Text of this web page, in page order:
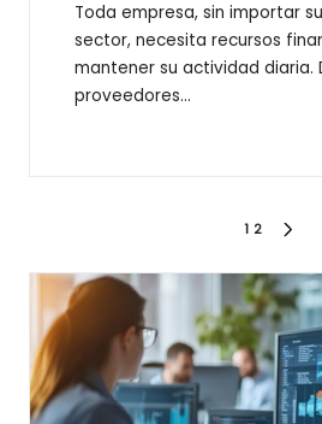
Toda empresa, sin importar
sector, necesita recursos
mantener su actividad diaria.
proveedores…
des
publications
1 2